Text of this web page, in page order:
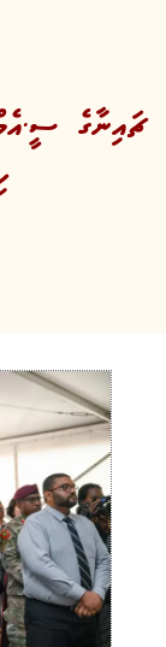
ޗައިނާގެ